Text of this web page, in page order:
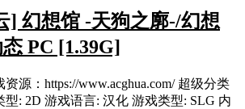
] 幻想馆 -天狗之廓-/幻想
PC [1.39G]
源：https://www.acghua.com/ 超级分类
型: 2D 游戏语言: 汉化 游戏类型: SLG 内